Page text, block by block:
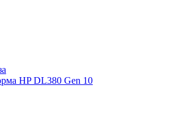
HP DL380 Gen 10